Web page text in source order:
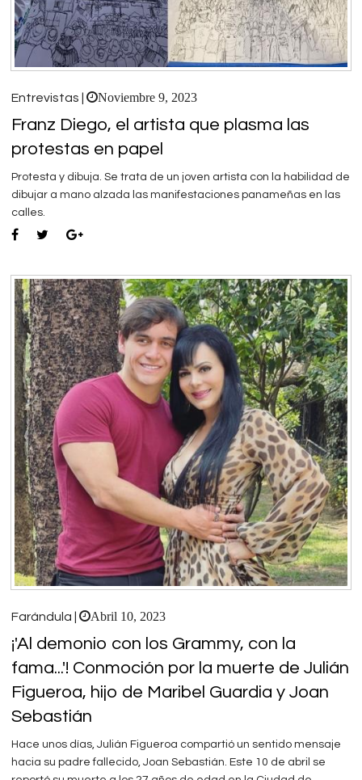
Entrevistas | Noviembre 9, 2023
Franz Diego, el artista que plasma las
protestas en papel
Protesta y dibuja. Se trata de un joven artista con la habilidad de
dibujar a mano alzada las manifestaciones panameñas en las
calles.
Farándula | Abril 10, 2023
¡'Al demonio con los Grammy, con la
fama...'! Conmoción por la muerte de Julián
Figueroa, hijo de Maribel Guardia y Joan
Sebastián
Hace unos días, Julián Figueroa compartió un sentido mensaje
hacia su padre fallecido, Joan Sebastián. Este 10 de abril se